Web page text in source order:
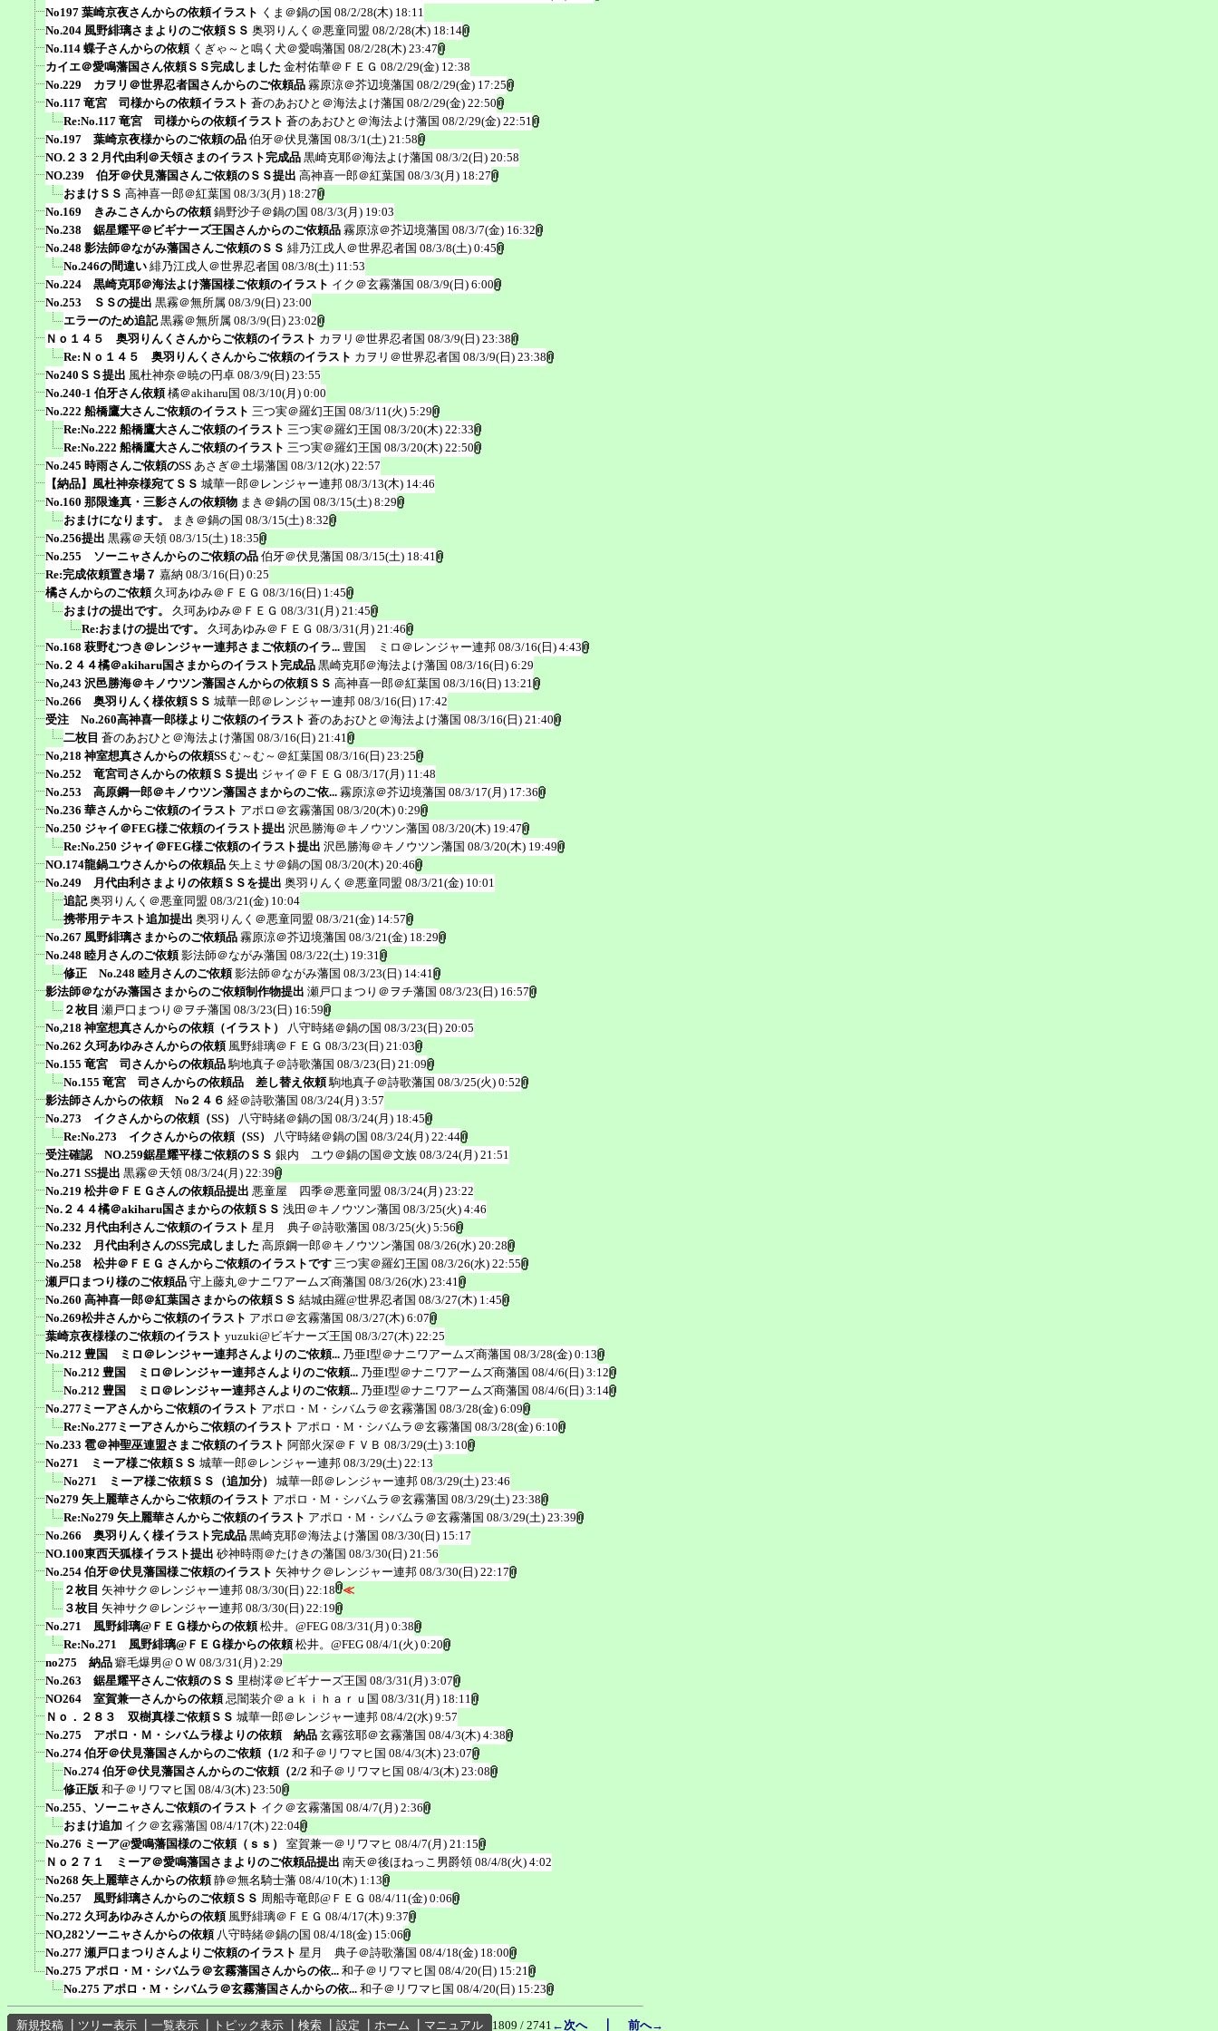
No197 葉崎京夜さんからの依頼イラスト くま＠鍋の国 08/2/28(木) 18:11
No.204 風野緋璃さまよりのご依頼ＳＳ 奥羽りんく＠悪童同盟 08/2/28(木) 18:14
No.114 蝶子さんからの依頼 くぎゃ～と鳴く犬＠愛鳴藩国 08/2/28(木) 23:47
カイエ＠愛鳴藩国さん依頼ＳＳ完成しました 金村佑華＠ＦＥＧ 08/2/29(金) 12:38
No.229 カヲリ＠世界忍者国さんからのご依頼品 霧原涼＠芥辺境藩国 08/2/29(金) 17:25
No.117 竜宮 司様からの依頼イラスト 蒼のあおひと＠海法よけ藩国 08/2/29(金) 22:50
Re:No.117 竜宮 司様からの依頼イラスト 蒼のあおひと＠海法よけ藩国 08/2/29(金) 22:51
No.197 葉崎京夜様からのご依頼の品 伯牙＠伏見藩国 08/3/1(土) 21:58
NO.２３２月代由利＠天領さまのイラスト完成品 黒崎克耶＠海法よけ藩国 08/3/2(日) 20:58
NO.239 伯牙＠伏見藩国さんご依頼のＳＳ提出 高神喜一郎＠紅葉国 08/3/3(月) 18:27
おまけＳＳ 高神喜一郎＠紅葉国 08/3/3(月) 18:27
No.169 きみこさんからの依頼 鍋野沙子＠鍋の国 08/3/3(月) 19:03
No.238 鋸星耀平＠ビギナーズ王国さんからのご依頼品 霧原涼＠芥辺境藩国 08/3/7(金) 16:32
No.248 影法師＠ながみ藩国さんご依頼のＳＳ 緋乃江戌人＠世界忍者国 08/3/8(土) 0:45
No.246の間違い 緋乃江戌人＠世界忍者国 08/3/8(土) 11:53
No.224 黒崎克耶＠海法よけ藩国様ご依頼のイラスト イク＠玄霧藩国 08/3/9(日) 6:00
No.253 ＳＳの提出 黒霧＠無所属 08/3/9(日) 23:00
エラーのため追記 黒霧＠無所属 08/3/9(日) 23:02
Ｎｏ１４５ 奥羽りんくさんからご依頼のイラスト カヲリ＠世界忍者国 08/3/9(日) 23:38
Re:Ｎｏ１４５ 奥羽りんくさんからご依頼のイラスト カヲリ＠世界忍者国 08/3/9(日) 23:38
No240ＳＳ提出 風杜神奈＠暁の円卓 08/3/9(日) 23:55
No.240-1 伯牙さん依頼 橘＠akiharu国 08/3/10(月) 0:00
No.222 船橋鷹大さんご依頼のイラスト 三つ実＠羅幻王国 08/3/11(火) 5:29
Re:No.222 船橋鷹大さんご依頼のイラスト 三つ実＠羅幻王国 08/3/20(木) 22:33
Re:No.222 船橋鷹大さんご依頼のイラスト 三つ実＠羅幻王国 08/3/20(木) 22:50
No.245 時雨さんご依頼のSS あさぎ＠土場藩国 08/3/12(水) 22:57
【納品】風杜神奈様宛てＳＳ 城華一郎＠レンジャー連邦 08/3/13(木) 14:46
No.160 那限逢真・三影さんの依頼物 まき＠鍋の国 08/3/15(土) 8:29
おまけになります。
まき＠鍋の国 08/3/15(土) 8:32
No.256提出 黒霧＠天領 08/3/15(土) 18:35
No.255 ソーニャさんからのご依頼の品 伯牙＠伏見藩国 08/3/15(土) 18:41
Re:完成依頼置き場７ 嘉納 08/3/16(日) 0:25
橘さんからのご依頼 久珂あゆみ＠ＦＥＧ 08/3/16(日) 1:45
おまけの提出です。
久珂あゆみ＠ＦＥＧ 08/3/31(月) 21:45
Re:おまけの提出です。
久珂あゆみ＠ＦＥＧ 08/3/31(月) 21:46
No.168 萩野むつき＠レンジャー連邦さまご依頼のイラ... 豊国 ミロ＠レンジャー連邦 08/3/16(日) 4:43
No.２４４橘＠akiharu国さまからのイラスト完成品 黒崎克耶＠海法よけ藩国 08/3/16(日) 6:29
No,243 沢邑勝海＠キノウツン藩国さんからの依頼ＳＳ 高神喜一郎＠紅葉国 08/3/16(日) 13:21
No.266 奥羽りんく様依頼ＳＳ 城華一郎＠レンジャー連邦 08/3/16(日) 17:42
受注 No.260高神喜一郎様よりご依頼のイラスト 蒼のあおひと＠海法よけ藩国 08/3/16(日) 21:40
二枚目 蒼のあおひと＠海法よけ藩国 08/3/16(日) 21:41
No,218 神室想真さんからの依頼SS む～む～＠紅葉国 08/3/16(日) 23:25
No.252 竜宮司さんからの依頼ＳＳ提出 ジャイ＠ＦＥＧ 08/3/17(月) 11:48
No.253 高原鋼一郎＠キノウツン藩国さまからのご依... 霧原涼＠芥辺境藩国 08/3/17(月) 17:36
No.236 華さんからご依頼のイラスト アポロ＠玄霧藩国 08/3/20(木) 0:29
No.250 ジャイ＠FEG様ご依頼のイラスト提出 沢邑勝海＠キノウツン藩国 08/3/20(木) 19:47
Re:No.250 ジャイ＠FEG様ご依頼のイラスト提出 沢邑勝海＠キノウツン藩国 08/3/20(木) 19:49
NO.174龍鍋ユウさんからの依頼品 矢上ミサ＠鍋の国 08/3/20(木) 20:46
No.249 月代由利さまよりの依頼ＳＳを提出 奥羽りんく＠悪童同盟 08/3/21(金) 10:01
追記 奥羽りんく＠悪童同盟 08/3/21(金) 10:04
携帯用テキスト追加提出 奥羽りんく＠悪童同盟 08/3/21(金) 14:57
No.267 風野緋璃さまからのご依頼品 霧原涼＠芥辺境藩国 08/3/21(金) 18:29
No.248 睦月さんのご依頼 影法師＠ながみ藩国 08/3/22(土) 19:31
修正 No.248 睦月さんのご依頼 影法師＠ながみ藩国 08/3/23(日) 14:41
影法師＠ながみ藩国さまからのご依頼制作物提出 瀬戸口まつり＠ヲチ藩国 08/3/23(日) 16:57
２枚目 瀬戸口まつり＠ヲチ藩国 08/3/23(日) 16:59
No,218 神室想真さんからの依頼（イラスト）
八守時緒＠鍋の国 08/3/23(日) 20:05
No.262 久珂あゆみさんからの依頼 風野緋璃＠ＦＥＧ 08/3/23(日) 21:03
No.155 竜宮 司さんからの依頼品 駒地真子＠詩歌藩国 08/3/23(日) 21:09
No.155 竜宮 司さんからの依頼品 差し替え依頼 駒地真子＠詩歌藩国 08/3/25(火) 0:52
影法師さんからの依頼 No２４６ 経＠詩歌藩国 08/3/24(月) 3:57
No.273 イクさんからの依頼（SS）
八守時緒＠鍋の国 08/3/24(月) 18:45
Re:No.273 イクさんからの依頼（SS）
八守時緒＠鍋の国 08/3/24(月) 22:44
受注確認 NO.259鋸星耀平様ご依頼のＳＳ 銀内 ユウ＠鍋の国＠文族 08/3/24(月) 21:51
No.271 SS提出 黒霧＠天領 08/3/24(月) 22:39
No.219 松井＠ＦＥＧさんの依頼品提出 悪童屋 四季＠悪童同盟 08/3/24(月) 23:22
No.２４４橘＠akiharu国さまからの依頼ＳＳ 浅田＠キノウツン藩国 08/3/25(火) 4:46
No.232 月代由利さんご依頼のイラスト 星月 典子＠詩歌藩国 08/3/25(火) 5:56
No.232 月代由利さんのSS完成しました 高原鋼一郎＠キノウツン藩国 08/3/26(水) 20:28
No.258 松井＠ＦＥＧ さんからご依頼のイラストです 三つ実＠羅幻王国 08/3/26(水) 22:55
瀬戸口まつり様のご依頼品 守上藤丸＠ナニワアームズ商藩国 08/3/26(水) 23:41
No.260 高神喜一郎＠紅葉国さまからの依頼ＳＳ 結城由羅@世界忍者国 08/3/27(木) 1:45
No.269松井さんからご依頼のイラスト アポロ＠玄霧藩国 08/3/27(木) 6:07
葉崎京夜様様のご依頼のイラスト yuzuki@ビギナーズ王国 08/3/27(木) 22:25
No.212 豊国 ミロ＠レンジャー連邦さんよりのご依頼... 乃亜I型＠ナニワアームズ商藩国 08/3/28(金) 0:13
No.212 豊国 ミロ＠レンジャー連邦さんよりのご依頼... 乃亜I型＠ナニワアームズ商藩国 08/4/6(日) 3:12
No.212 豊国 ミロ＠レンジャー連邦さんよりのご依頼... 乃亜I型＠ナニワアームズ商藩国 08/4/6(日) 3:14
No.277ミーアさんからご依頼のイラスト アポロ・M・シバムラ＠玄霧藩国 08/3/28(金) 6:09
Re:No.277ミーアさんからご依頼のイラスト アポロ・M・シバムラ＠玄霧藩国 08/3/28(金) 6:10
No.233 雹＠神聖巫連盟さまご依頼のイラスト 阿部火深＠ＦＶＢ 08/3/29(土) 3:10
No271 ミーア様ご依頼ＳＳ 城華一郎＠レンジャー連邦 08/3/29(土) 22:13
No271 ミーア様ご依頼ＳＳ（追加分）
城華一郎＠レンジャー連邦 08/3/29(土) 23:46
No279 矢上麗華さんからご依頼のイラスト アポロ・M・シバムラ＠玄霧藩国 08/3/29(土) 23:38
Re:No279 矢上麗華さんからご依頼のイラスト アポロ・M・シバムラ＠玄霧藩国 08/3/29(土) 23:39
No.266 奥羽りんく様イラスト完成品 黒崎克耶＠海法よけ藩国 08/3/30(日) 15:17
NO.100東西天狐様イラスト提出 砂神時雨＠たけきの藩国 08/3/30(日) 21:56
No.254 伯牙＠伏見藩国様ご依頼のイラスト 矢神サク＠レンジャー連邦 08/3/30(日) 22:17
２枚目 矢神サク＠レンジャー連邦 08/3/30(日) 22:18 ≪
３枚目 矢神サク＠レンジャー連邦 08/3/30(日) 22:19
No.271 風野緋璃@ＦＥＧ様からの依頼 松井。@FEG 08/3/31(月) 0:38
Re:No.271 風野緋璃@ＦＥＧ様からの依頼 松井。@FEG 08/4/1(火) 0:20
no275 納品 癖毛爆男@ＯＷ 08/3/31(月) 2:29
No.263 鋸星耀平さんご依頼のＳＳ 里樹澪＠ビギナーズ王国 08/3/31(月) 3:07
NO264 室賀兼一さんからの依頼 忌闇装介＠ａｋｉｈａｒｕ国 08/3/31(月) 18:11
Ｎｏ．２８３ 双樹真様ご依頼ＳＳ 城華一郎＠レンジャー連邦 08/4/2(水) 9:57
No.275 アポロ・Ｍ・シバムラ様よりの依頼 納品 玄霧弦耶＠玄霧藩国 08/4/3(木) 4:38
No.274 伯牙＠伏見藩国さんからのご依頼（1/2 和子＠リワマヒ国 08/4/3(木) 23:07
No.274 伯牙＠伏見藩国さんからのご依頼（2/2 和子＠リワマヒ国 08/4/3(木) 23:08
修正版 和子＠リワマヒ国 08/4/3(木) 23:50
No.255、ソーニャさんご依頼のイラスト イク＠玄霧藩国 08/4/7(月) 2:36
おまけ追加 イク＠玄霧藩国 08/4/17(木) 22:04
No.276 ミーア@愛鳴藩国様のご依頼（ｓｓ）
室賀兼一＠リワマヒ 08/4/7(月) 21:15
Ｎｏ２７１ ミーア＠愛鳴藩国さまよりのご依頼品提出 南天＠後ほねっこ男爵領 08/4/8(火) 4:02
No268 矢上麗華さんからの依頼 静＠無名騎士藩 08/4/10(木) 1:13
No.257 風野緋璃さんからのご依頼ＳＳ 周船寺竜郎@ＦＥＧ 08/4/11(金) 0:06
No.272 久珂あゆみさんからの依頼 風野緋璃＠ＦＥＧ 08/4/17(木) 9:37
NO,282ソーニャさんからの依頼 八守時緒＠鍋の国 08/4/18(金) 15:06
No.277 瀬戸口まつりさんよりご依頼のイラスト 星月 典子＠詩歌藩国 08/4/18(金) 18:00
No.275 アポロ・M・シバムラ＠玄霧藩国さんからの依... 和子＠リワマヒ国 08/4/20(日) 15:21
No.275 アポロ・M・シバムラ＠玄霧藩国さんからの依... 和子＠リワマヒ国 08/4/20(日) 15:23
新規投稿 ツリー表示 一覧表示 トピック表示 検索 設定 ホーム マニュアル 1809 / 2741 ←次へ｜ 前へ→